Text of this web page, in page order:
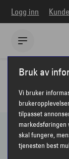
Logg inn
Interoptik Briller
306
Bruk av
Vi bruker
tilpasset
markedsføringen
skal fungere,
tjenesten best